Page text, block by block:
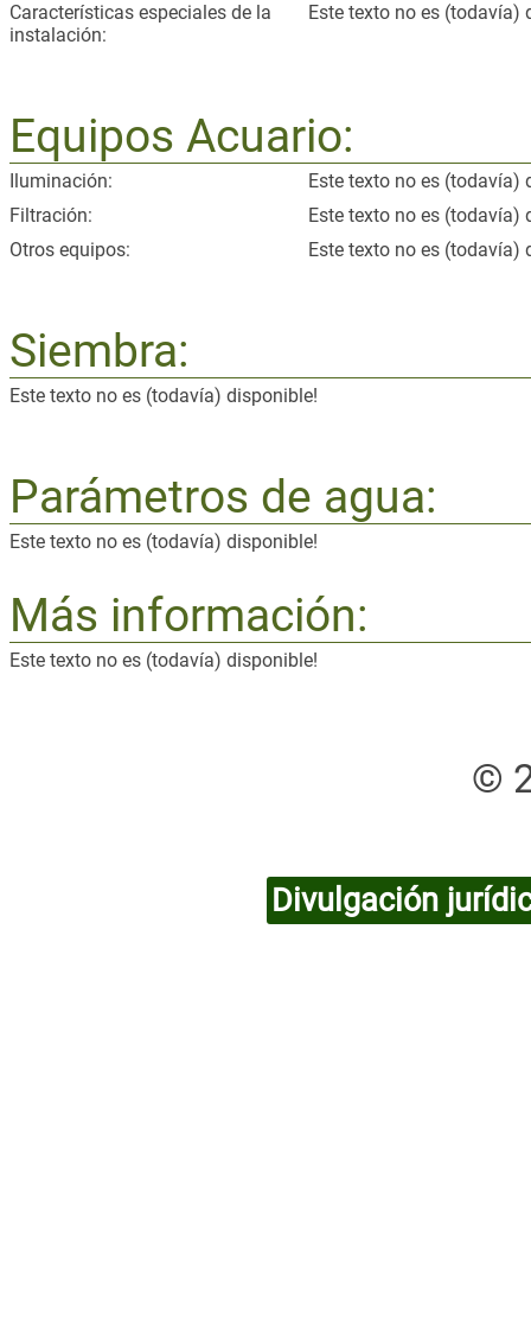
Características especiales de la
instalación:
Este texto no es (todavía)
Equipos Acuario:
Iluminación:
Este texto no es (todavía)
Filtración:
Este texto no es (todavía)
Otros equipos:
Este texto no es (todavía)
Siembra:
Este texto no es (todavía) disponible!
Parámetros de agua:
Este texto no es (todavía) disponible!
Más información:
Este texto no es (todavía) disponible!
©
Divulgación